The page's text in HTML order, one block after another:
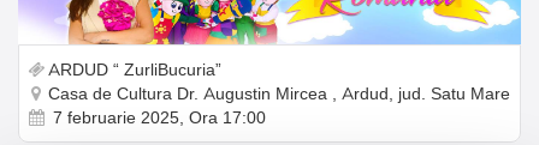
ARDUD “ ZurliBucuria”
Casa de Cultura Dr. Augustin Mircea , Ardud, jud. Satu Mare
7 februarie 2025, Ora 17:00